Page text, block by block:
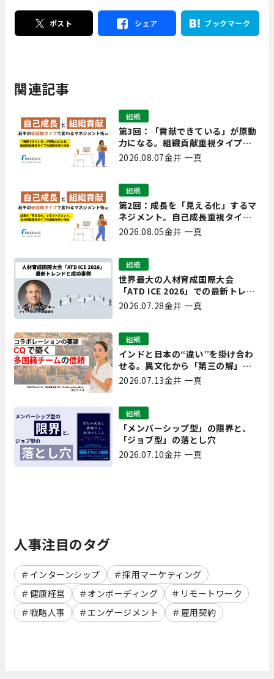
ポスト シェア ブックマーク
関連記事
第3回：「貢献できている」が原動
力になる。組織貢献重視タイプの
離職を防ぐ技術
組織
2026.08.07金井 一真
第2回：成長を「見える化」するマ
ネジメント。自己成長重視タイプ
の離職を防ぐ技術
組織
2026.08.05金井 一真
世界最大の人材育成国際大会
「ATD ICE 2026」での最新トレン
ドと成功事例｜「重要で実用的
な、日本にも合う」ホットトピッ
組織
2026.07.28金井 一真
インドと日本の“違い”を掛け合わ
せる。異文化から「第三の解」を
生み出す実践【現場を変えるCQ白
組織
2026.07.13金井 一真
「メンバーシップ型」の限界と、
「ジョブ型」の落とし穴
組織
2026.07.10金井 一真
人事注目のタグ
インターンシップ
採用マーケティング
健康経営
オンボーディング
リモートワーク
戦略人事
エンゲージメント 雇用契約